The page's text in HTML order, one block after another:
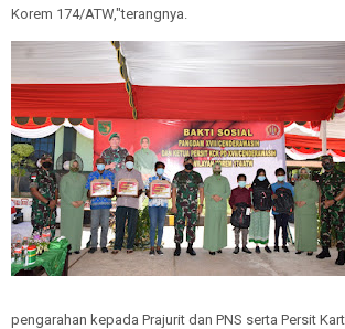
Korem 174/ATW,"terangnya.
pengarahan kepada Prajurit dan PNS serta Persit